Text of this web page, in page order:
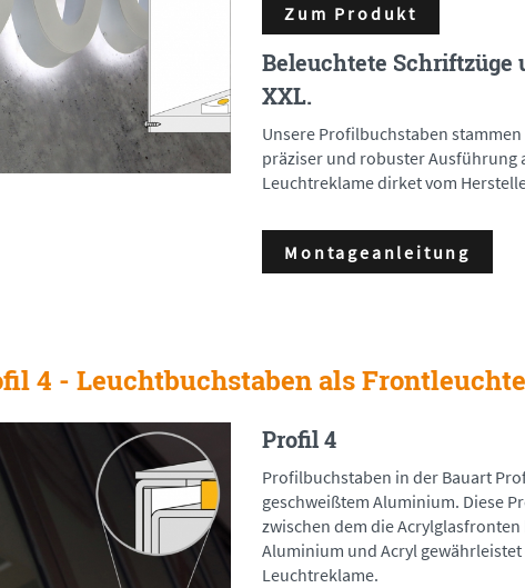
Zum Produkt
Beleuchtete Schriftzüge
XXL.
Unsere Profilbuchstaben
präziser und robuster Ausführung
Leuchtreklame dirket vom
Montageanleitung
4 - Leuchtbuchstaben als
Profil 4
Profilbuchstaben in der Bauart
geschweißtem Aluminium. Diese
zwischen dem die
Aluminium und Acryl
Leuchtreklame.